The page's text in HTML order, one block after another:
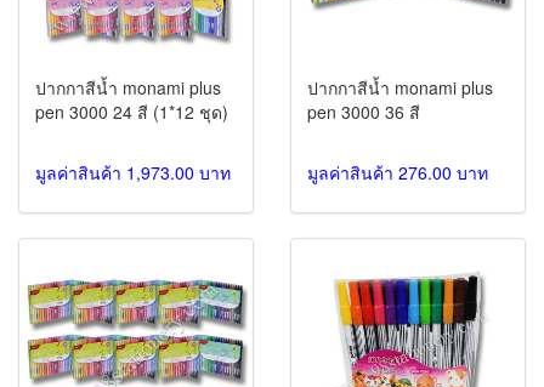
ปากกาสีน้ำ monami plus
pen 3000 24 สี (1*12 ชุด)
มูลค่าสินค้า 1,973.00 บาท
ปากกาสีน้ำ monami plus
pen 3000 36 สี
มูลค่าสินค้า 276.00 บาท